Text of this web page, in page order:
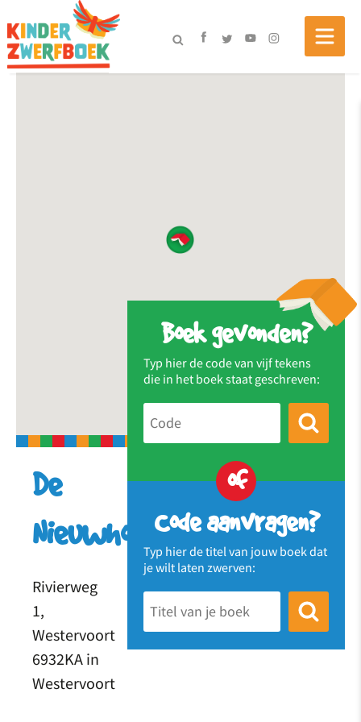
Boek gevonden?
Typ hier de code van vijf tekens
die in het boek staat geschreven:
of
Code aanvragen?
Typ hier de titel van jouw boek dat
je wilt laten zwerven:
De
Nieuwhof
Rivierweg
1,
Westervoort
6932KA in
Westervoort